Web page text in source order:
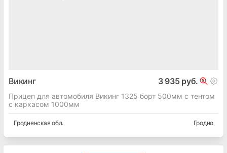
Викинг 3 935 руб.
Прицеп для автомобиля Викинг 1325 борт 500мм с тентом
с каркасом 1000мм
Гродненская обл. Гродно